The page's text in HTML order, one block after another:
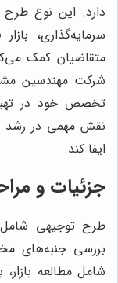
دارد. این نوع
سرمایه‌گذاری،
متقاضیان کمک
شرکت مهندسین
تخصص خود در
نقش مهمی در رشد
ایفا کند.
جزئیات و
طرح توجیهی
بررسی جنبه‌های
شامل مطالعه